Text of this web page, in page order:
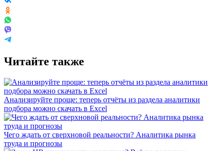
Читайте также
Анализируйте проще: теперь отчёты из раздела аналитики
подбора можно скачать в Excel
Чего ждать от сверхновой реальности? Аналитика рынка
труда и прогнозы